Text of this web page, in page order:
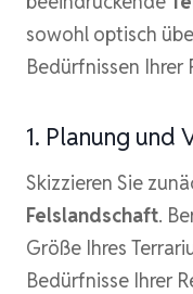
sowohl optisch
Bedürfnissen Ihrer
1. Planung und
Skizzieren Sie
Felslandschaft.
Größe Ihres
Bedürfnisse Ihrer